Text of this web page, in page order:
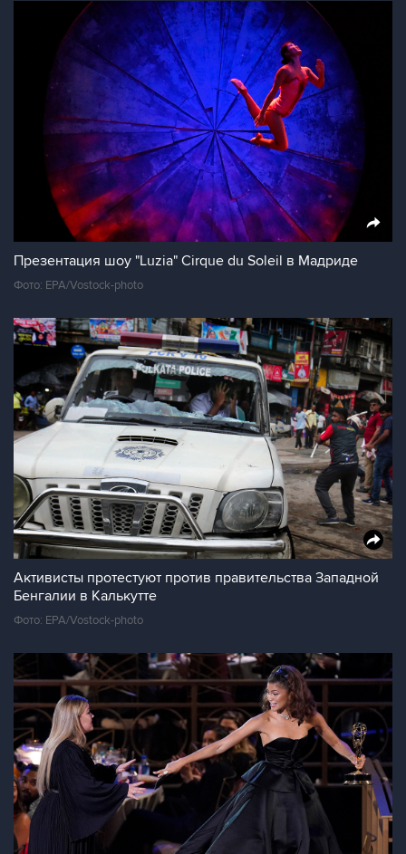
Презентация шоу "Luzia" Cirque du Soleil в Мадриде
Фото: EPA/Vostock-photo
Активисты протестуют против правительства Западной
Бенгалии в Калькутте
Фото: EPA/Vostock-photo